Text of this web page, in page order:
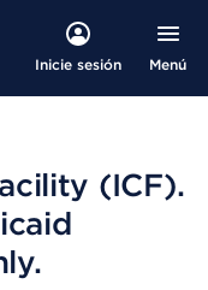
Inicie sesión Menú
(ICF).